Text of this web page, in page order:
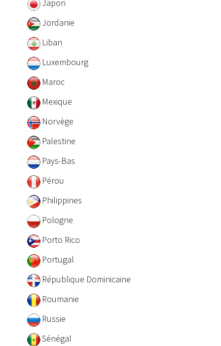
Japon
Jordanie
Liban
Luxembourg
Maroc
Mexique
Norvège
Palestine
Pays-Bas
Pérou
Philippines
Pologne
Porto Rico
Portugal
République Dominicaine
Roumanie
Russie
Sénégal